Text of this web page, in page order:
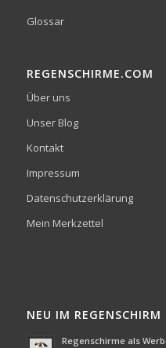
Glossar
REGENSCHIRME.COM
Über uns
Unser Blog
Kontakt
Impressum
Datenschutzerklärung
Mein Merkzettel
NEU IM REGENSCHIRM
Regenschirme als